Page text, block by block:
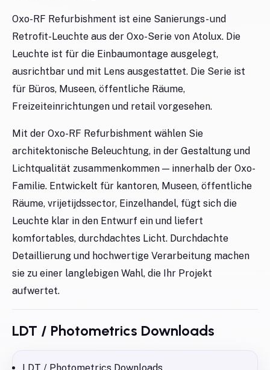
Oxo-RF Refurbishment ist eine Sanierungs- und
Retrofit-Leuchte aus der Oxo-Serie von Atolux. Die
Leuchte ist für die Einbaumontage ausgelegt,
ausrichtbar und mit Lens ausgestattet. Die Serie ist
für Büros, Museen, öffentliche Räume,
Freizeiteinrichtungen und retail vorgesehen.
Mit der Oxo-RF Refurbishment wählen Sie
architektonische Beleuchtung, in der Gestaltung und
Lichtqualität zusammenkommen — innerhalb der Oxo-
Familie. Entwickelt für kantoren, Museen, öffentliche
Räume, vrijetijdssector, Einzelhandel, fügt sich die
Leuchte klar in den Entwurf ein und liefert
komfortables, durchdachtes Licht. Durchdachte
Detaillierung und hochwertige Verarbeitung machen
sie zu einer langlebigen Wahl, die Ihr Projekt
aufwertet.
LDT / Photometrics Downloads